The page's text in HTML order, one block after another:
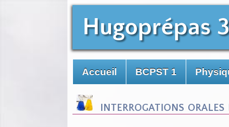
Hugoprépas
Accueil BCPST 1
interrogations orales